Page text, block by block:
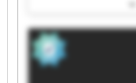
LüneHanse Vertriebs
LüneHanse Vertriebs
Vertriebs GmbH
LüneHanse Vertriebs
Vertriebs GmbH